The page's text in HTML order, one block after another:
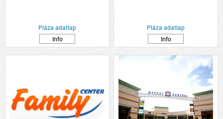
Pláza adatlap
Info
Pláza adatlap
Info